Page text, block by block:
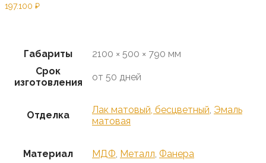
197.100 ₽
Габариты
2100 × 500 × 790 мм
Срок
изготовления
от 50 дней
Отделка Лак матовый, бесцветный Эмаль
матовая
Материал МДФ Металл Фанера